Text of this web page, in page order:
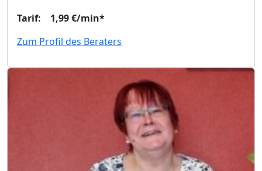
Tarif: 1,99 €/min*
Zum Profil des Beraters